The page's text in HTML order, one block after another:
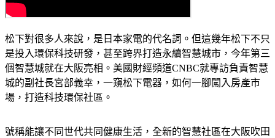
松下對很多人來說，是日本家電的代名詞。但這幾年松下不只
是投入環保科技研發，甚至跨界打造永續智慧城市，今年第三
個智慧城就在大阪亮相。美國財經頻道CNBC就專訪負責智慧
城的副社長宮部義幸，一窺松下電器，如何一腳闖入房產市
場，打造科技環保社區。
號稱能讓不同世代共同健康生活，全新的智慧社區在大阪吹田